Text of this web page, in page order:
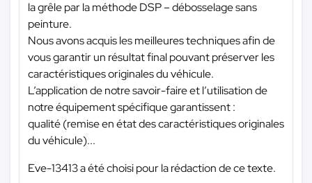
la grêle par la méthode DSP – débosselage sans
peinture.
Nous avons acquis les meilleures techniques afin de
vous garantir un résultat final pouvant préserver les
caractéristiques originales du véhicule.
L’application de notre savoir-faire et l’utilisation de
notre équipement spécifique garantissent :
qualité (remise en état des caractéristiques originales
du véhicule)...
Eve-13413 a été choisi pour la rédaction de ce texte.